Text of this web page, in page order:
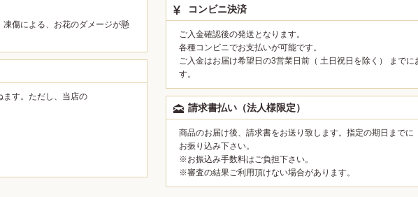
傷による、お花のダメージが懸
ます。ただし、当店の
コンビニ決済
ご入金確認後の発送となります。
各種コンビニでお支払いが可能です。
ご入金はお届け希望日の3営業日前（ 土日祝日を除く） までに
す。
請求書払い（法人様限定）
商品のお届け後、請求書をお送り致します。指定の期日までに
お振り込み下さい。
※お振込み手数料はご負担下さい。
※審査の結果ご利用頂けない場合があります。